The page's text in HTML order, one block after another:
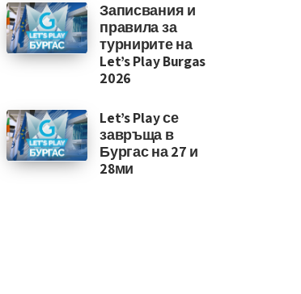
Записвания и
правила за
турнирите на
Let’s Play Burgas
2026
Let’s Play се
завръща в
Бургас на 27 и
28ми